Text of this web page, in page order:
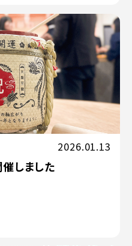
2026.01.13
しました